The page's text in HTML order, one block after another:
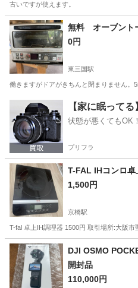
古いですが使えます。
大阪 大阪市 西長堀駅 キッチ
無料 オーブント
0円
東三国駅
働きますがドアがきちんと閉まりません。
大阪市 東三国駅 キッチ
【家に眠って
状態が悪くてもOK
プリフラ
T-FAL IHコンロ卓
1,500円
京橋駅
T-fal 卓上IH調理器 1500円 取引場所:大阪市
大阪 大阪市
DJI OSMO POCKET 4P スタンダードコンボ 未
開封品
110,000円